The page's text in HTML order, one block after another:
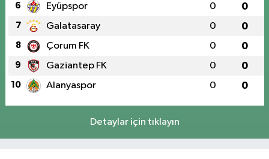
6 Eyüpspor 0 0
7 Galatasaray 0 0
8 Çorum FK 0 0
9 Gaziantep FK 0 0
10 Alanyaspor 0 0
Detaylar için tıklayın